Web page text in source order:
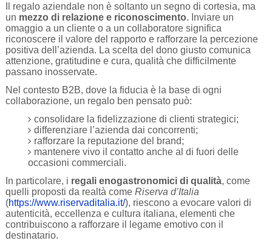
Il regalo aziendale non è soltanto un segno di cortesia, ma
un mezzo di relazione e riconoscimento. Inviare un
omaggio a un cliente o a un collaboratore significa
riconoscere il valore del rapporto e rafforzare la percezione
positiva dell’azienda. La scelta del dono giusto comunica
attenzione, gratitudine e cura, qualità che difficilmente
passano inosservate.
Nel contesto B2B, dove la fiducia è la base di ogni
collaborazione, un regalo ben pensato può:
consolidare la fidelizzazione di clienti strategici;
differenziare l’azienda dai concorrenti;
rafforzare la reputazione del brand;
mantenere vivo il contatto anche al di fuori delle
occasioni commerciali.
In particolare, i regali enogastronomici di qualità, come
quelli proposti da realtà come Riserva d’Italia
(https://www.riservaditalia.it/), riescono a evocare valori di
autenticità, eccellenza e cultura italiana, elementi che
contribuiscono a rafforzare il legame emotivo con il
destinatario.